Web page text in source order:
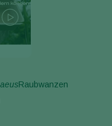
Raubwanzen